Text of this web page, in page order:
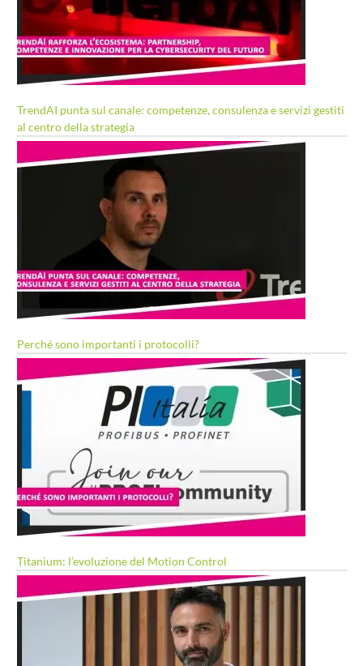
TrendAI punta sul canale: competenze, consulenza e servizi gestiti
al centro della strategia
Perché sono importanti i protocolli?
Titanium: l’evoluzione del Motion Control